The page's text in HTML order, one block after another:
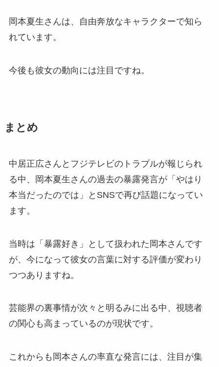
岡本夏生さんは、自由奔放なキャラクターで知ら
れています。
今後も彼女の動向には注目ですね。
まとめ
中居正広さんとフジテレビのトラブルが報じられ
る中、岡本夏生さんの過去の暴露発言が「やはり
本当だったのでは」とSNSで再び話題になってい
ます。
当時は「暴露好き」として扱われた岡本さんです
が、今になって彼女の言葉に対する評価が変わり
つつありますね。
芸能界の裏事情が次々と明るみに出る中、視聴者
の関心も高まっているのが現状です。
これからも岡本さんの率直な発言には、注目が集